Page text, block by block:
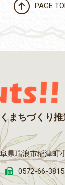
PAGE
まちづくり
県瑞浪市稲津町
0572-66-3815